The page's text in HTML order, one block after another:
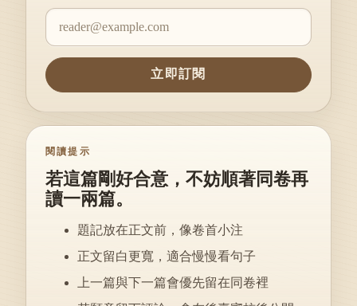
立即訂閱
閱讀提示
若這篇剛好合意，不妨順著同卷再
讀一兩篇。
題記放在正文前，像卷首小注
正文留白更寬，適合慢慢看句子
上一篇與下一篇會優先留在同卷裡